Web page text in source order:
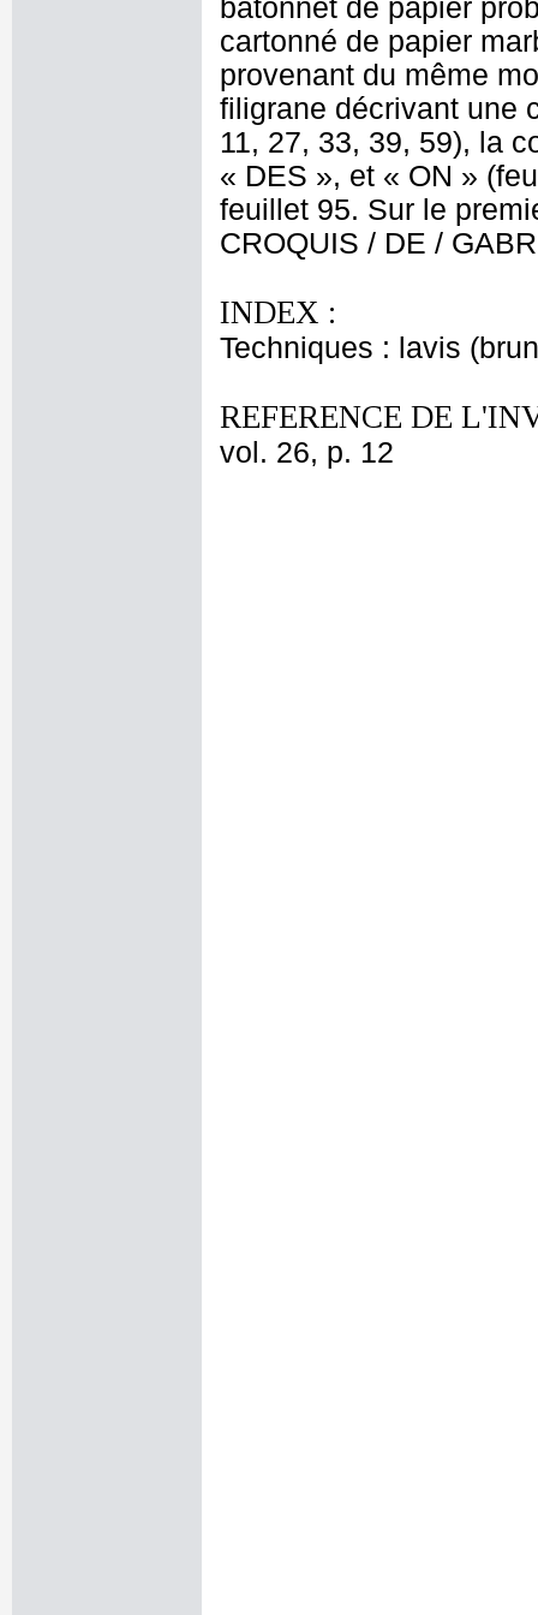
bâtonnet de papier
cartonné de papier
provenant du même
filigrane décrivant une
11, 27, 33, 39, 59), la
« DES », et « ON »
feuillet 95. Sur le
CROQUIS / DE /
INDEX :
Techniques : lavis
REFERENCE DE
vol. 26, p. 12